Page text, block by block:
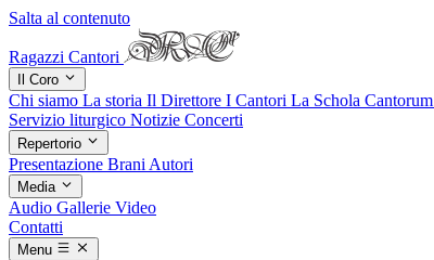
Salta al contenuto
Ragazzi Cantori
Il Coro
Chi siamo La storia Il Direttore I Cantori La Schola Cantorum
Servizio liturgico Notizie Concerti
Repertorio
Presentazione Brani Autori
Media
Audio Gallerie Video
Contatti
Menu